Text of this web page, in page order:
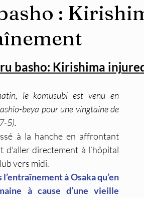
:
sur 5.
basho: Kirishima
le komusubi est venu en
beya pour une vingtaine de
5).
à la hanche en affrontant
d'aller directement à l’hôpital
vers midi.
l’entraînement à Osaka qu’en
à cause d’une vieille